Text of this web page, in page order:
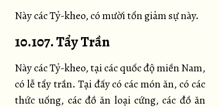
Này các Tỷ-kheo, có mười tổn giảm sự này.
10.107. Tẩy Trần
Này các Tỷ-kheo, tại các quốc độ miền Nam,
có lễ tẩy trần. Tại đấy có các món ăn, có các
thức uống, các đồ ăn loại cứng, các đồ ăn